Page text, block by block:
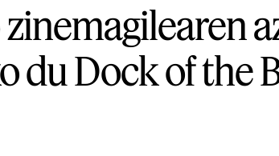
du Dock of the